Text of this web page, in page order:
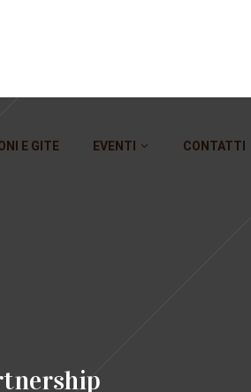
E GITE EVENTI CONTATTI